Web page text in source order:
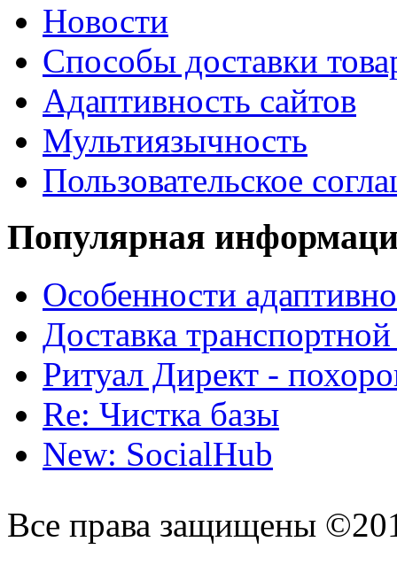
Новости
Способы доставки
Адаптивность сайтов
Мультиязычность
Пользовательское
Популярная
Особенности
Доставка
Ритуал Директ -
Re: Чистка базы
New: SocialHub
Все права защищены